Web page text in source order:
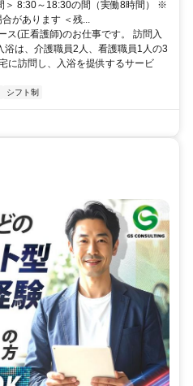
＞ 8:30～18:30の間（実働8時間） ※
があります ＜残...
ス(正看護師)のお仕事です。 訪問入
浴は、介護職員2人、看護職員1人の3
に訪問し、入浴を提供するサービ
シフト制